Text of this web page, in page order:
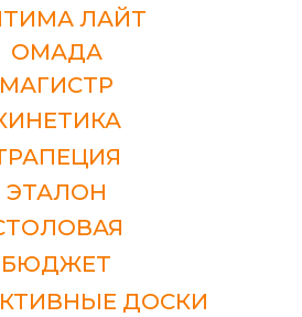
БЮДЖЕТ
ДОСКИ
ЭТАЛОН
ЛАЙТ
МАГИСТР
ОМАДА